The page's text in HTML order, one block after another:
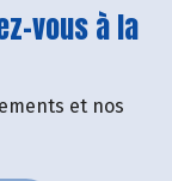
vous à la
et nos